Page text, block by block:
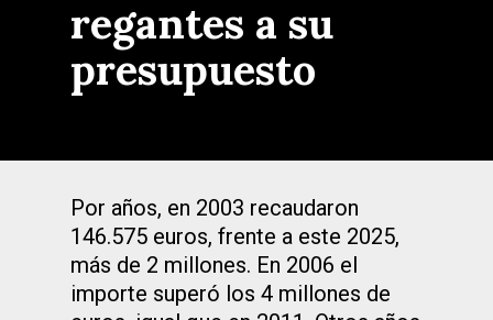
regantes a su
presupuesto
Por años, en 2003 recaudaron
146.575 euros, frente a este 2025,
más de 2 millones. En 2006 el
importe superó los 4 millones de